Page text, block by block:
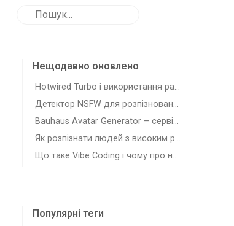
Нещодавно оновлено
Hotwired Turbo і використання разом з Laravel
Детектор NSFW для розпізновання зображень з шкідливим для роботи контентом
Bauhaus Avatar Generator – сервіс для генерації автарів-плейсхолдерів
Як розпізнати людей з високим рівнем самостійності (agency)
Що таке Vibe Coding і чому про нього всі говорять
Популярні теги